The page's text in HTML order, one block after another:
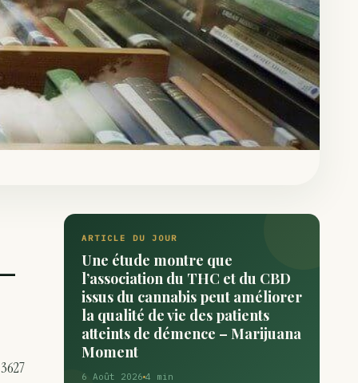
ARTICLE DU JOUR
Une étude montre que
l’association du THC et du CBD
issus du cannabis peut améliorer
la qualité de vie des patients
atteints de démence – Marijuana
Moment
6 Août 2026 4 min